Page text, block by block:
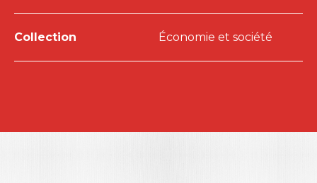
Collection Économie et société